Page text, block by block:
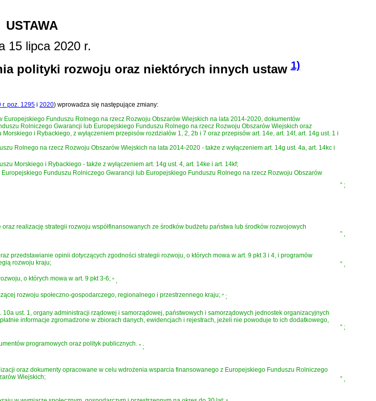
USTAWA
15 lipca 2020 r.
polityki rozwoju oraz niektórych innych ustaw1)
r. poz. 1295 i 2020) wprowadza się następujące zmiany:
Funduszu Rolnego na rzecz Rozwoju Obszarów Wiejskich na lata 2014-2020, dokumentów
Rolniczego Gwarancji lub Europejskiego Funduszu Rolnego na rzecz Rozwoju Obszarów Wiejskich oraz
i Rybackiego, z wyłączeniem przepisów rozdziałów 1, 2, 2b i 7 oraz przepisów art. 14e, art. 14f, art. 14g ust. 1 i
Rolnego na rzecz Rozwoju Obszarów Wiejskich na lata 2014-2020 - także z wyłączeniem art. 14g ust. 4a, art. 14kc i
Morskiego i Rybackiego - także z wyłączeniem art. 14g ust. 4, art. 14ke i art. 14kf;
Funduszu Rolniczego Gwarancji lub Europejskiego Funduszu Rolnego na rzecz Rozwoju Obszarów
” ;
realizację strategii rozwoju współfinansowanych ze środków budżetu państwa lub środków rozwojowych
”
przedstawianie opinii dotyczących zgodności strategii rozwoju, o których mowa w art. 9 pkt 3 i 4, i programów
rozwoju kraju;
” ,
o których mowa w art. 9 pkt 3-6; ”
rozwoju społeczno-gospodarczego, regionalnego i przestrzennego kraju; ” ;
ust. 1, organy administracji rządowej i samorządowej, państwowych i samorządowych jednostek organizacyjnych
informacje zgromadzone w zbiorach danych, ewidencjach i rejestrach, jeżeli nie powoduje to ich dodatkowego,
” ;
programowych oraz polityk publicznych. ” ;
oraz dokumenty opracowane w celu wdrożenia wsparcia finansowanego z Europejskiego Funduszu Rolniczego
Wiejskich;
”